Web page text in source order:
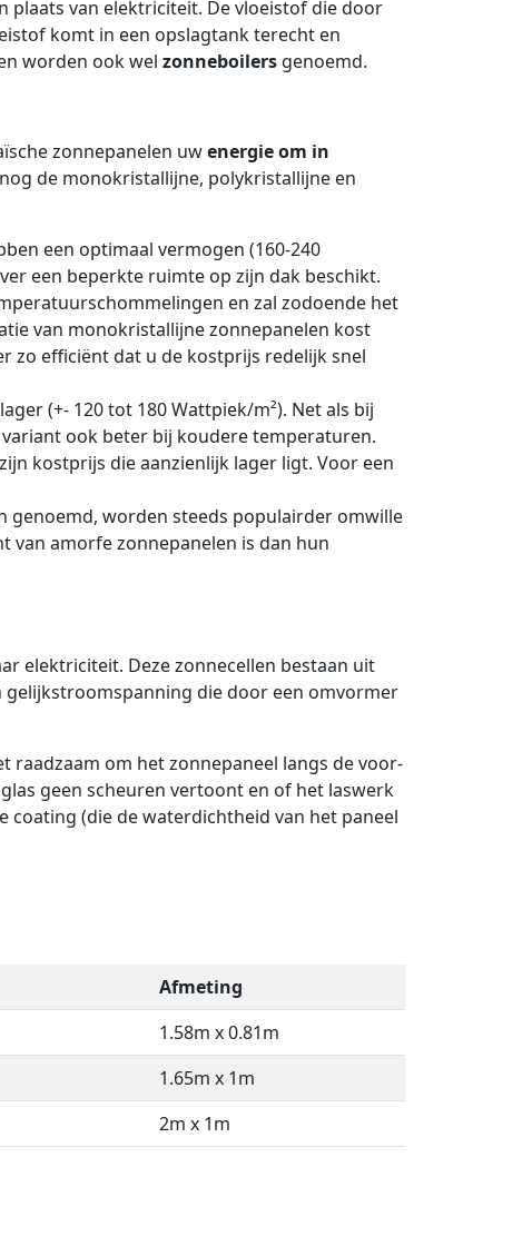
plaats van elektriciteit. De vloeistof die door
komt in een opslagtank terecht en
worden ook wel zonneboilers genoemd.
zonnepanelen uwenergie om in
de monokristallijne, polykristallijne en
een optimaal vermogen (160-240
een beperkte ruimte op zijn dak beschikt.
en zal zodoende het
van monokristallijne zonnepanelen kost
zo efficiënt dat u de kostprijs redelijk snel
(+- 120 tot 180 Wattpiek/m²). Net als bij
ook beter bij koudere temperaturen.
kostprijs die aanzienlijk lager ligt. Voor een
genoemd, worden steeds populairder omwille
van amorfe zonnepanelen is dan hun
elektriciteit. Deze zonnecellen bestaan uit
die door een omvormer
raadzaam om het zonnepaneel langs de voor-
geen scheuren vertoont en of het laswerk
coating (die de waterdichtheid van het paneel
Afmeting
1.58m x 0.81m
1.65m x 1m
2m x 1m